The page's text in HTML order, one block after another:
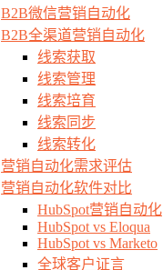
B2B微信营销自动化
B2B全渠道营销自动化
线索获取
线索管理
线索培育
线索同步
线索转化
营销自动化需求评估
营销自动化软件对比
HubSpot营销自动化
HubSpot vs Eloqua
HubSpot vs Marketo
全球客户证言